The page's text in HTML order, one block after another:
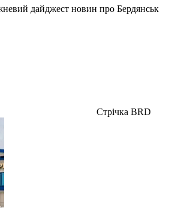
дайджест новин про Бердянськ
Стрічка BRD